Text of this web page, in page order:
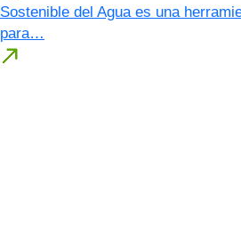
Sostenible del Agua es una
para…